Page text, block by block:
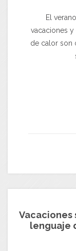
El
vacaciones
de calor son
Vacaciones
lenguaje